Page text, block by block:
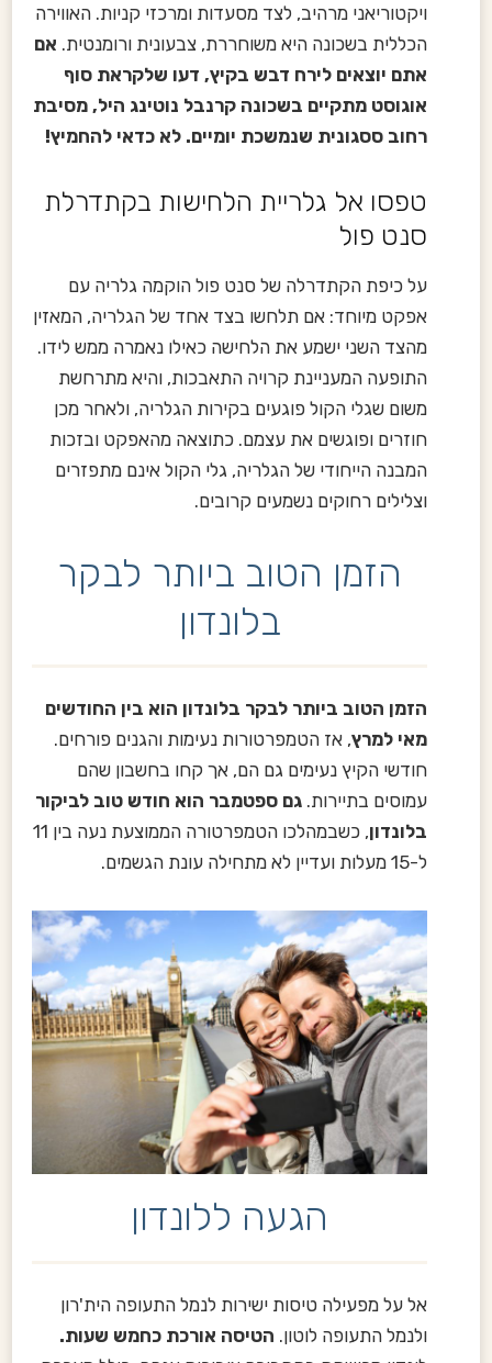
ויקטוריאני מרהיב, לצד מסעדות ומרכזי קניות. האווירה
הכללית בשכונה היא משוחררת, צבעונית ורומנטית. אם
אתם יוצאים לירח דבש בקיץ, דעו שלקראת סוף
אוגוסט מתקיים בשכונה קרנבל נוטינג היל, מסיבת
רחוב ססגונית שנמשכת יומיים. לא כדאי להחמיץ!
טפסו אל גלריית הלחישות בקתדרלת
סנט פול
על כיפת הקתדרלה של סנט פול הוקמה גלריה עם
אפקט מיוחד: אם תלחשו בצד אחד של הגלריה, המאזין
מהצד השני ישמע את הלחישה כאילו נאמרה ממש לידו.
התופעה המעניינת קרויה התאבכות, והיא מתרחשת
משום שגלי הקול פוגעים בקירות הגלריה, ולאחר מכן
חוזרים ופוגשים את עצמם. כתוצאה מהאפקט ובזכות
המבנה הייחודי של הגלריה, גלי הקול אינם מתפזרים
וצלילים רחוקים נשמעים קרובים.
הזמן הטוב ביותר לבקר
בלונדון
הזמן הטוב ביותר לבקר בלונדון הוא בין החודשים
מאי למרץ, אז הטמפרטורות נעימות והגנים פורחים.
חודשי הקיץ נעימים גם הם, אך קחו בחשבון שהם
עמוסים בתיירות. גם ספטמבר הוא חודש טוב לביקור
בלונדון
, כשבמהלכו הטמפרטורה הממוצעת נעה בין 11
ל-15 מעלות ועדיין לא מתחילה עונת הגשמים.
הגעה ללונדון
אל על מפעילה טיסות ישירות לנמל התעופה הית'רון
ולנמל התעופה לוטון. הטיסה אורכת כחמש שעות.